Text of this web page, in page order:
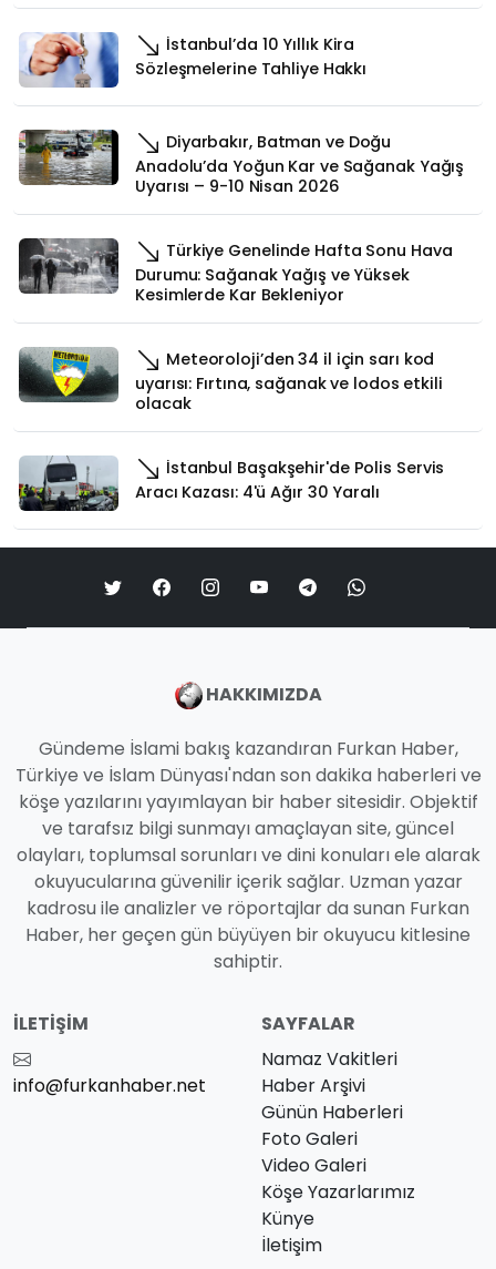
İstanbul’da 10 Yıllık Kira
Sözleşmelerine Tahliye Hakkı
Diyarbakır, Batman ve Doğu
Anadolu’da Yoğun Kar ve Sağanak Yağış
Uyarısı – 9-10 Nisan 2026
Türkiye Genelinde Hafta Sonu Hava
Durumu: Sağanak Yağış ve Yüksek
Kesimlerde Kar Bekleniyor
Meteoroloji’den 34 il için sarı kod
uyarısı: Fırtına, sağanak ve lodos etkili
olacak
İstanbul Başakşehir'de Polis Servis
Aracı Kazası: 4'ü Ağır 30 Yaralı
HAKKIMIZDA
Gündeme İslami bakış kazandıran Furkan Haber,
Türkiye ve İslam Dünyası'ndan son dakika haberleri ve
köşe yazılarını yayımlayan bir haber sitesidir. Objektif
ve tarafsız bilgi sunmayı amaçlayan site, güncel
olayları, toplumsal sorunları ve dini konuları ele alarak
okuyucularına güvenilir içerik sağlar. Uzman yazar
kadrosu ile analizler ve röportajlar da sunan Furkan
Haber, her geçen gün büyüyen bir okuyucu kitlesine
sahiptir.
İLETIŞIM
info@furkanhaber.net
SAYFALAR
Namaz Vakitleri
Haber Arşivi
Günün Haberleri
Foto Galeri
Video Galeri
Köşe Yazarlarımız
Künye
İletişim